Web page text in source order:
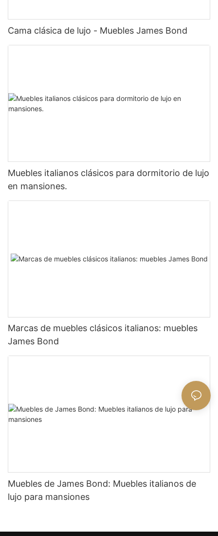
Cama clásica de lujo - Muebles James Bond
Muebles italianos clásicos para dormitorio de lujo
en mansiones.
Marcas de muebles clásicos italianos: muebles
James Bond
Muebles de James Bond: Muebles italianos de
lujo para mansiones